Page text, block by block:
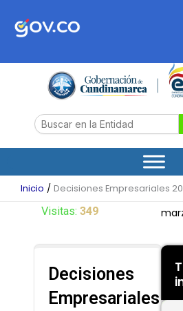
Search
Inicio Decisiones Empresariales
Visitas: 349
Decisiones
Empresariales